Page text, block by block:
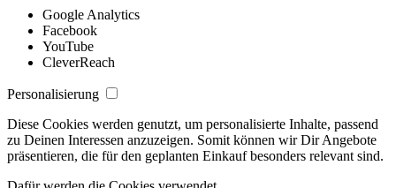
Google Analytics
Facebook
YouTube
CleverReach
Personalisierung
Diese Cookies werden genutzt, um personalisierte Inhalte, passend
zu Deinen Interessen anzuzeigen. Somit können wir Dir Angebote
präsentieren, die für den geplanten Einkauf besonders relevant sind.